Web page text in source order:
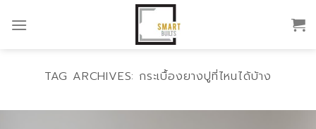
TAG ARCHIVES: กระเบื้องยางปูที่ไหนได้บ้าง